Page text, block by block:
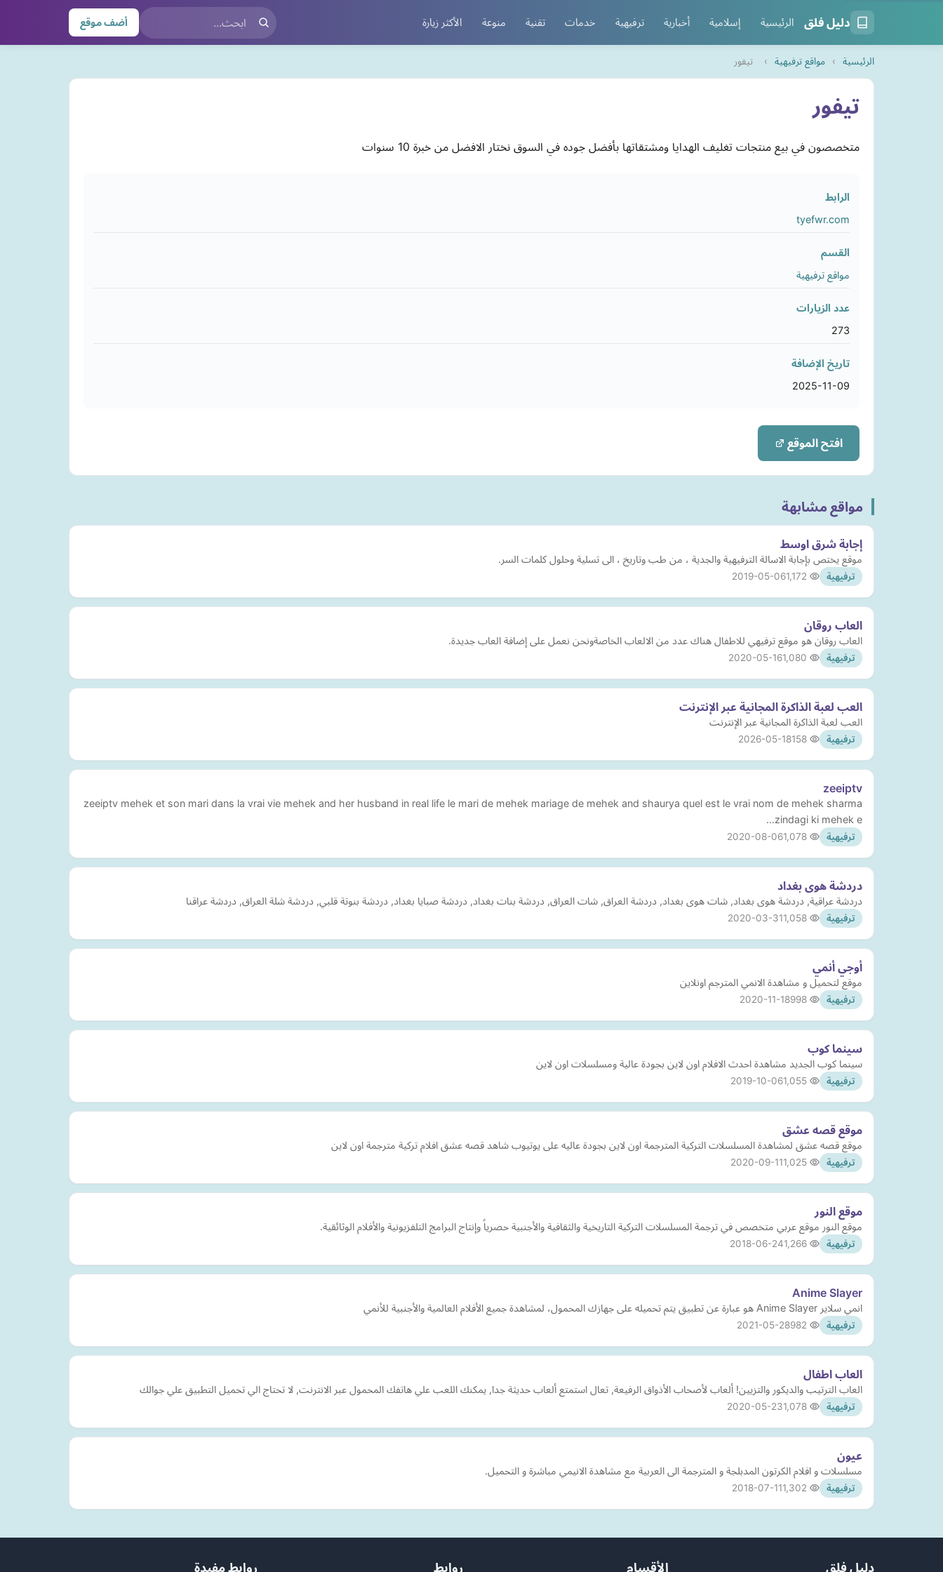
دليل فلق الرئيسية إسلامية أخبارية ترفيهية خدمات تقنية منوعة الأكثر زيارة أضف موقع
الرئيسية › مواقع ترفيهية › تيفور
تيفور
متخصصون في بيع منتجات تغليف الهدايا ومشتقاتها بأفضل جوده في السوق نختار الافضل من خبرة 10 سنوات
الرابط
tyefwr.com
القسم
مواقع ترفيهية
عدد الزيارات
273
تاريخ الإضافة
2025-11-09
افتح الموقع
مواقع مشابهة
إجابة شرق اوسط
موقع يختص بإجابة الاسالة الترفيهية والجدية ، من طب وتاريخ ، الى تسلية وحلول كلمات السر.
ترفيهية 2019-05-06
العاب روقان
العاب روقان هو موقع ترفيهي للاطفال هناك عدد من الالعاب الخاصةونحن نعمل على إضافة العاب جديدة.
ترفيهية 2020-05-16
العب لعبة الذاكرة المجانية عبر الإنترنت
العب لعبة الذاكرة المجانية عبر الإنترنت
ترفيهية 2026-05-18
zeeiptv
zeeiptv mehek et son mari dans la vrai vie mehek and her husband in real life le mari de mehek mariage de mehek and shaurya quel est le vrai nom de mehek sharma
zindagi ki mehek e…
ترفيهية 2020-08-06
دردشة هوى بغداد
دردشة عراقية, دردشة هوى بغداد, شات هوى بغداد, دردشة العراق, شات العراق, دردشة بنات بغداد, دردشة صبايا بغداد, دردشة بنوتة قلبي, دردشة شلة العراق, دردشة عراقنا
ترفيهية 2020-03-31
أوجي أنمي
موقع لتحميل و مشاهدة الانمي المترجم اونلاين
ترفيهية 2020-11-18
سينما كوب
سينما كوب الجديد مشاهدة احدث الافلام اون لاين بجودة عالية ومسلسلات اون لاين
ترفيهية 2019-10-06
موقع قصه عشق
موقع قصه عشق لمشاهدة المسلسلات التركية المترجمة اون لاين بجودة عاليه على يوتيوب شاهد قصه عشق افلام تركية مترجمة اون لاين
ترفيهية 2020-09-11
موقع النور
موقع النور موقع عربي متخصص في ترجمة المسلسلات التركية التاريخية والثقافية والأجنبية حصرياً وإنتاج البرامج التلفزيونية والأفلام الوثائقية.
ترفيهية 2018-06-24
Anime Slayer
انمي سلاير Anime Slayer هو عبارة عن تطبيق يتم تحميله على جهازك المحمول، لمشاهدة جميع الأفلام العالمية والأجنبية للأنمي
ترفيهية 2021-05-28
العاب اطفال
العاب الترتيب والديكور والتزيين! ألعاب لأصحاب الأذواق الرفيعة, تعال استمتع ألعاب حديثة جدا, يمكنك اللعب علي هاتفك المحمول عبر الانترنت, لا تحتاج الي تحميل التطبيق علي جوالك
ترفيهية 2020-05-23
عيون
مسلسلات و افلام الكرتون المدبلجة و المترجمة الى العربية مع مشاهدة الانيمي مباشرة و التحميل.
ترفيهية 2018-07-11
دليل فلق الأقسام روابط روابط مفيدة